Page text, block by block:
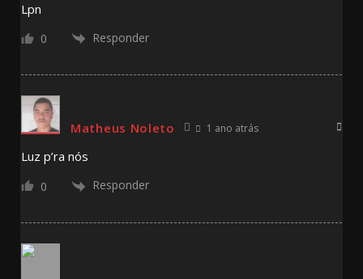
Lpn
0 Responder
Matheus Noleto 1 ano atrás
Luz p’ra nós
0 Responder